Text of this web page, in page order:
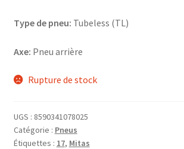
Type de pneu: Tubeless (TL)
Axe: Pneu arrière
Rupture de stock
UGS : 8590341078025
Catégorie : Pneus
Étiquettes : 17, Mitas